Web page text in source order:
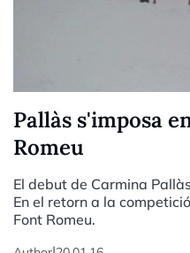
Pallàs s'imposa
Romeu
El debut de Carmina
En el retorn a la
Font Romeu.